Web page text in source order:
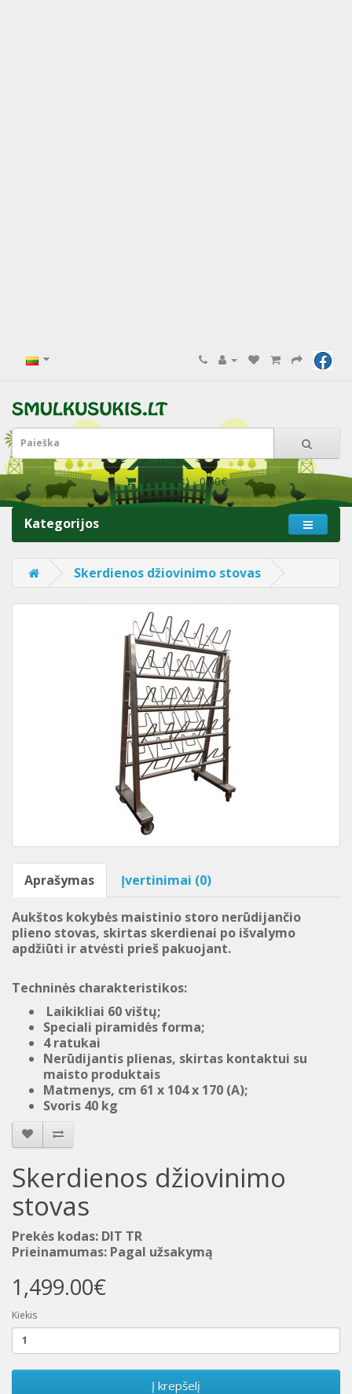
0 prekė(s) - 0.00€
Kategorijos
Skerdienos džiovinimo stovas
Aprašymas Įvertinimai (0)
Aukštos kokybės maistinio storo nerūdijančio
plieno stovas, skirtas skerdienai po išvalymo
apdžiūti ir atvėsti prieš pakuojant.
Techninės charakteristikos:
Laikikliai 60 vištų;
Speciali piramidės forma;
4 ratukai
Nerūdijantis plienas, skirtas kontaktui su
maisto produktais
Matmenys, cm 61 x 104 x 170 (A);
Svoris 40 kg
Skerdienos džiovinimo
stovas
Prekės kodas: DIT TR
Prieinamumas: Pagal užsakymą
1,499.00€
Kiekis
Į krepšelį